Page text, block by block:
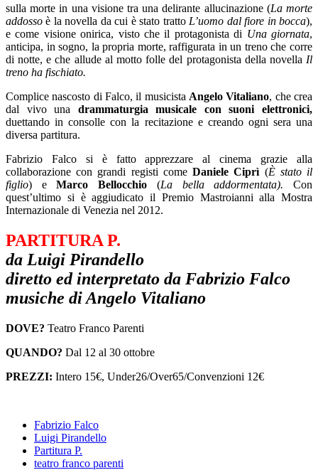
sulla morte in una visione tra una delirante allucinazione (La morte
addosso è la novella da cui è stato tratto L’uomo dal fiore in bocca),
e come visione onirica, visto che il protagonista di Una giornata,
anticipa, in sogno, la propria morte, raffigurata in un treno che corre
di notte, e che allude al motto folle del protagonista della novella Il
treno ha fischiato.
Complice nascosto di Falco, il musicista Angelo Vitaliano, che crea
dal vivo una drammaturgia musicale con suoni elettronici,
duettando in consolle con la recitazione e creando ogni sera una
diversa partitura.
Fabrizio Falco si è fatto apprezzare al cinema grazie alla
collaborazione con grandi registi comeDaniele Ciprì (È stato il
figlio) eMarco Bellocchio (La bella addormentata).Con
quest’ultimo si è aggiudicato il Premio Mastroianni alla Mostra
Internazionale di Venezia nel 2012.
PARTITURA P.
da Luigi Pirandello
diretto ed interpretato da Fabrizio Falco
musiche di Angelo Vitaliano
DOVE? Teatro Franco Parenti
QUANDO? Dal 12 al 30 ottobre
PREZZI: Intero 15€, Under26/Over65/Convenzioni 12€
Fabrizio Falco
Luigi Pirandello
Partitura P.
teatro franco parenti